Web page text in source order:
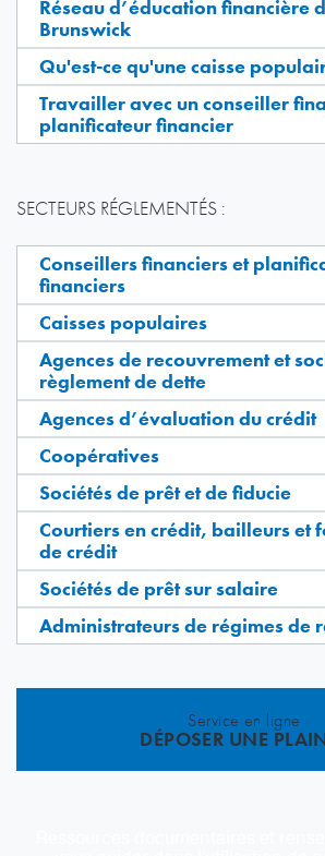
Réseau d’éducation financière
Brunswick
Qu'est-ce qu'une caisse
Travailler avec un conseiller
planificateur financier
SECTEURS RÉGLEMENTÉS :
Conseillers financiers et
financiers
Caisses populaires
Agences de recouvrement et
règlement de dette
Agences d’évaluation du crédit
Coopératives
Sociétés de prêt et de fiducie
Courtiers en crédit, bailleurs et
de crédit
Sociétés de prêt sur salaire
Administrateurs de régimes de
Service en ligne
DÉPOSER UNE